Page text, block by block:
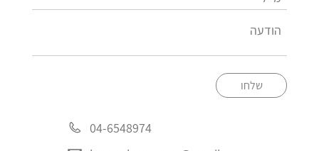
שלחו
04-6548974